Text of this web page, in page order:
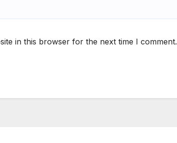
in this browser for the next time I comment.